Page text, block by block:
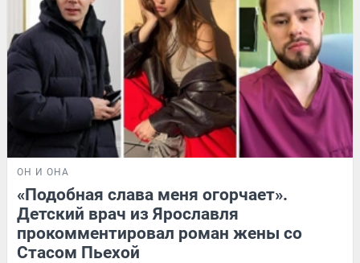
ОН И ОНА
«Подобная слава меня огорчает».
Детский врач из Ярославля
прокомментировал роман жены со
Стасом Пьехой